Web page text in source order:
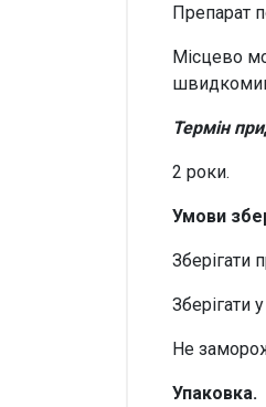
Препарат
Місцево
Термін
2 роки.
Умови
Зберігати
Зберігати
Не
Упаковка.